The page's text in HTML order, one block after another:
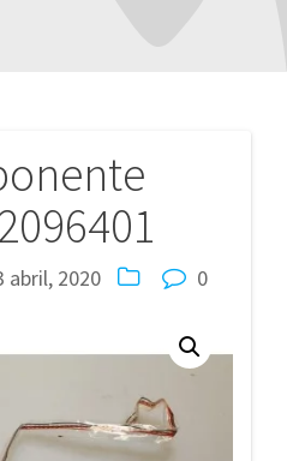
abril, 2020 0